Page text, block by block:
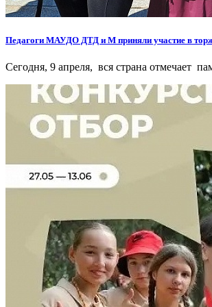
Педагоги МАУДО ДТД и М приняли участие в
Сегодня, 9 апреля, вся страна отмечает